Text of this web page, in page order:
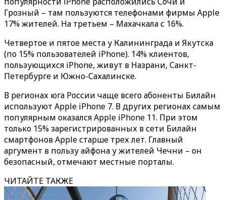
Грозный – там пользуются телефонами фирмы Apple
17% жителей. На третьем – Махачкала с 16%.
Четвертое и пятое места у Калининграда и Якутска
(по 15% пользователей iPhone). 14% клиентов,
пользующихся iPhone, живут в Назрани, Санкт-
Петербурге и Южно-Сахалинске.
В регионах юга России чаще всего абоненты Билайн
используют Apple iPhone 7. В других регионах самым
популярным оказался Apple iPhone 11. При этом
только 15% зарегистрированных в сети Билайн
смартфонов Apple старше трех лет. Главный
аргумент в пользу айфона у жителей Чечни – он
безопасный, отмечают местные порталы.
ЧИТАЙТЕ ТАКЖЕ